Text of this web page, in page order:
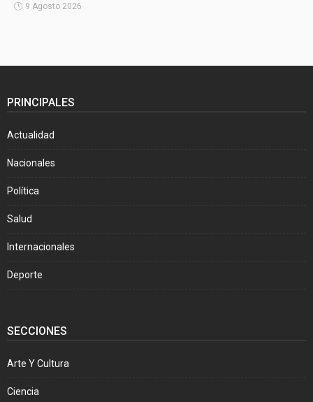
9 Agosto 2026
PRINCIPALES
Actualidad
Nacionales
Política
Salud
Internacionales
Deporte
SECCIONES
Arte Y Cultura
Ciencia